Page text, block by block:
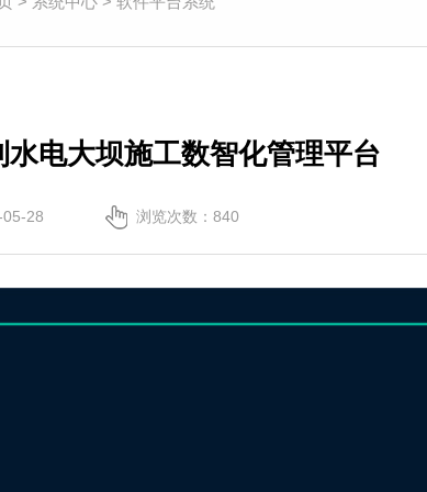
电大坝施工数智化管理平台
28 浏览次数： 840